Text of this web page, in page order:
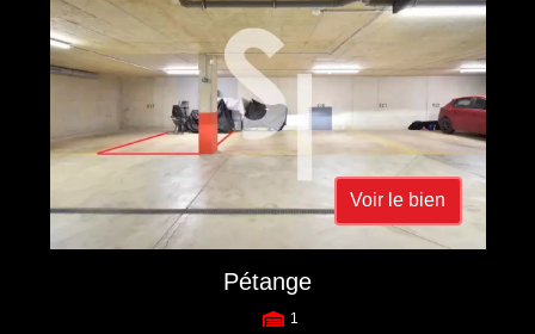
Voir le bien
Pétange
1